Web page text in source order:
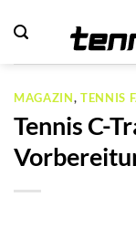
Inhalt
springen
MAGAZIN,TENNIS
Tennis C-